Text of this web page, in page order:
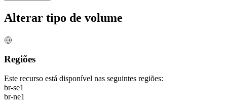
Alterar tipo de volume
Regiões
Este recurso está disponível nas seguintes regiões:
br-se1
br-ne1